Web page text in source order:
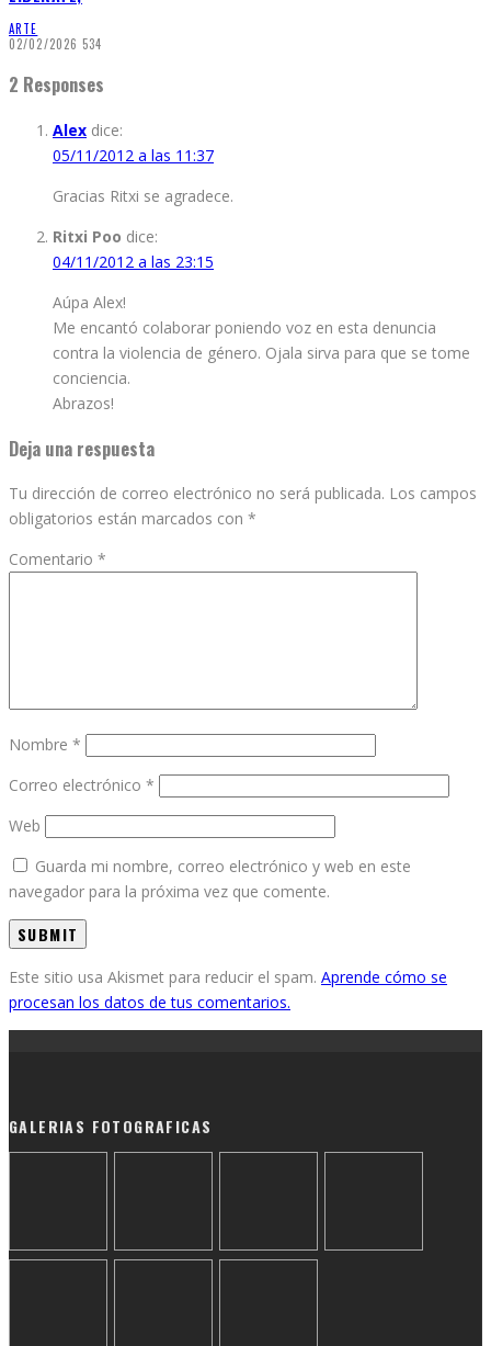
ARTE
02/02/2026 534
2 Responses
Alex dice:
05/11/2012 a las 11:37
Gracias Ritxi se agradece.
Ritxi Poo dice:
04/11/2012 a las 23:15
Aúpa Alex!
Me encantó colaborar poniendo voz en esta denuncia
contra la violencia de género. Ojala sirva para que se tome
conciencia.
Abrazos!
Deja una respuesta
Tu dirección de correo electrónico no será publicada. Los campos
obligatorios están marcados con *
Comentario *
Nombre *
Correo electrónico *
Web
Guarda mi nombre, correo electrónico y web en este
navegador para la próxima vez que comente.
Este sitio usa Akismet para reducir el spam. Aprende cómo se
procesan los datos de tus comentarios.
GALERIAS FOTOGRAFICAS